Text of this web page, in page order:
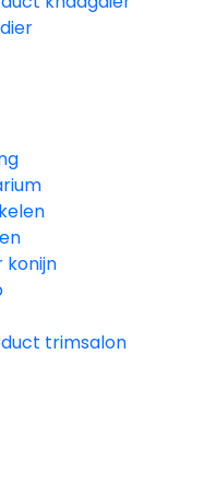
konijn
trimsalon